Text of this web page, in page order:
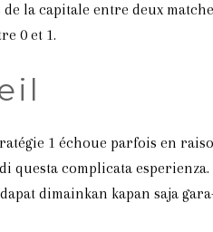
la capitale entre deux
0 et 1.
1 échoue parfois en
complicata
dimainkan kapan saja